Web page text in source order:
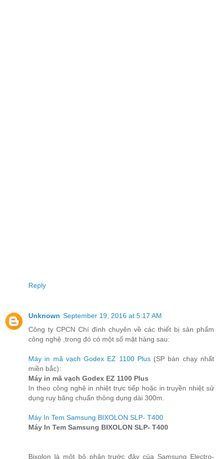
Reply
Unknown September 19, 2016 at 5:17 AM
Công ty CPCN Chí đình chuyên về các thiết bị sản phẩm
công nghệ ,trong đó có một số mặt hàng sau:
Máy in mã vạch Godex EZ 1100 Plus(SP bán chạy nhất
miền bắc):
Máy in mã vạch Godex EZ 1100 Plus
In theo công nghệ in nhiệt trực tiếp hoặc in truyền nhiệt sử
dụng ruy băng chuẩn thông dụng dài 300m.
Máy In Tem Samsung BIXOLON SLP- T400
Máy In Tem Samsung BIXOLON SLP- T400
Bixolon là một bộ phận trước đây của Samsung Electro-